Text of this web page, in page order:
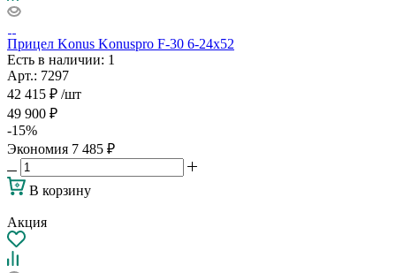
Прицел Konus Konuspro F-30 6-24x52
Есть в наличии: 1
Арт.: 7297
42 415 ₽ /шт
49 900 ₽
-15%
Экономия 7 485 ₽
В корзину
Акция